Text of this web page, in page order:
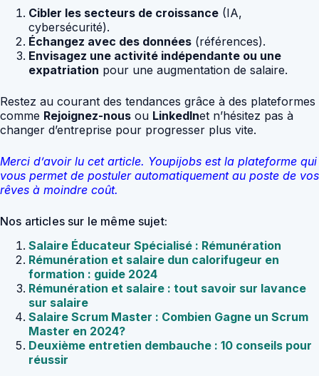
Cibler les secteurs de croissance (IA,
cybersécurité).
Échangez avec des données (références).
Envisagez une activité indépendante ou une
expatriation pour une augmentation de salaire.
Restez au courant des tendances grâce à des plateformes
comme Rejoignez-nous ou LinkedInet n’hésitez pas à
changer d’entreprise pour progresser plus vite.
Merci d’avoir lu cet article. Youpijobs est la plateforme qui
vous permet de postuler automatiquement au poste de vos
rêves à moindre coût.
Nos articles sur le même sujet:
Salaire Éducateur Spécialisé : Rémunération
Rémunération et salaire dun calorifugeur en
formation : guide 2024
Rémunération et salaire : tout savoir sur lavance
sur salaire
Salaire Scrum Master : Combien Gagne un Scrum
Master en 2024?
Deuxième entretien dembauche : 10 conseils pour
réussir